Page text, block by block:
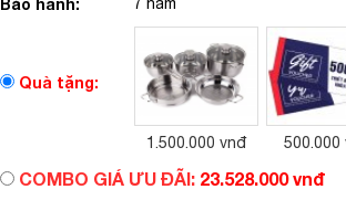
Bảo hành:
Quà tặng:
1.500.000 vnđ 500.000
COMBO GIÁ ƯU ĐÃI: 23.528.000 vnđ